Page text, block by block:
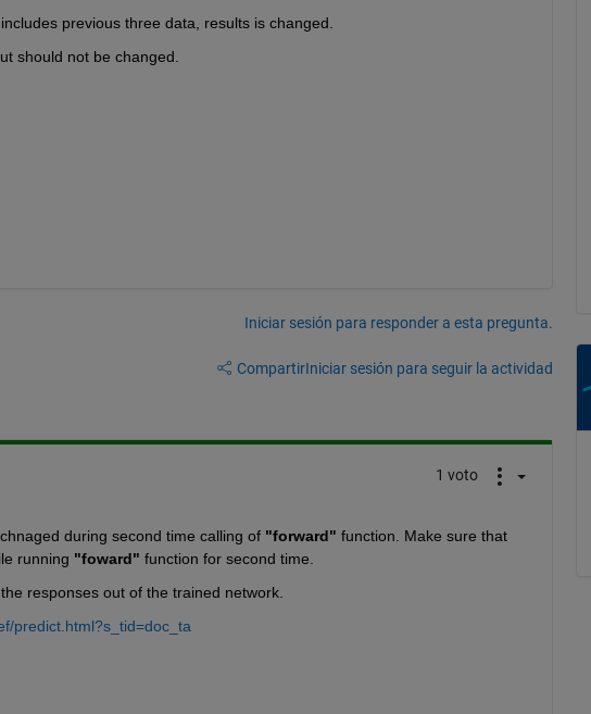
previous three data, results is changed.
should not be changed.
Iniciar sesión para responder a esta pregunta.
CompartirIniciar sesión para seguir la actividad
1 voto
during second time calling of "forward" function. Make sure that
running "foward" function for second time.
responses out of the trained network.
predict.html?s_tid=doc_ta